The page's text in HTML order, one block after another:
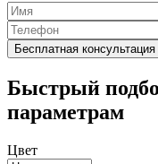
Быстрый
параметрам
Цвет